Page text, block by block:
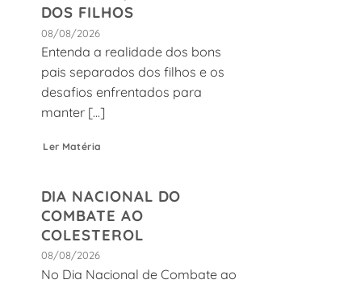
DOS FILHOS
08/08/2026
Entenda a realidade dos bons
pais separados dos filhos e os
desafios enfrentados para
manter [...]
Ler Matéria
DIA NACIONAL DO
COMBATE AO
COLESTEROL
08/08/2026
No Dia Nacional de Combate ao